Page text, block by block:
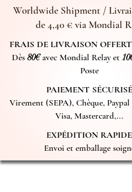
Worldwide Shipment /
de 4,40 € via Mondial
FRAIS DE LIVRAISON
Dès 80€avec Mondial Relay et
Poste
PAIEMENT SÉCURISÉ
Virement (SEPA), Chèque,
Visa, Mastercard,...
EXPÉDITION RAPIDE
Envoi et emballage